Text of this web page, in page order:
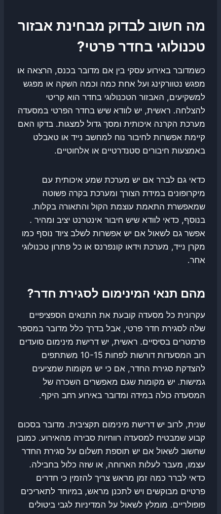
מה חשוב לבדוק מבחינת אבזור
טכנולוגי בחדר פרטי?
כשמדובר באירוע עסקי בין אם מדובר בכנס, הרצאה או
מפגש נטוורקינג ועל אחת כמה וכמה השקה או מפגש
למשקיעים, האבזור הטכנולוגי בחדר הוא קריטי
להצלחה. ראשית, יש לוודא שיש בחדר הפרטי במסעדה
מערכת הקרנה איכותית ומסך גדול למצגות. בדקו האם
קיימת אפשרות לחיבור נוח למחשב נייד או טאבלט
באמצעות חיבורים סטנדרטיים או אלחוטיים.
כדאי גם לברר אם יש מערכת שמע איכותית עם
מיקרופונים במידת הצורך ומערכת בקרה פשוטה
שמאפשרת התאמת עוצמת הקול והתאורה בקלות.
בנוסף, כדאי לוודא שיש חיבור אינטרנט יציב ומהיר .
אפשר גם לשאול אם יש אפשרות לשלב ציוד נוסף כמו
מקרן נייד, מערכת וידאו קונפרנס או כל פתרון טכנולוגי
אחר.
מהם תנאי המינימום לסגירת חדר?
עקרונית כל מסעדה קובעת את התנאים הספציפיים
שלה לסגירת חדר פרטי, אבל בדרך כלל מדובר במספר
פרמטרים בסיסיים. ראשית, יש דרישת מינימום סועדים
רוב המסעדות דורשות לפחות 10-15 משתתפים
להצדקת סגירת החדר, אם כי יש מקומות שמציעים
גמישות. יש מקומות שגם מאפשרים השכרה של
המסעדה כולה במידה ומדובר באירוע רחב היקף.
שנית, לרוב יש דרישת מינימום תקציבית. מדובר בסכום
קבוע שמבטיח למסעדה רווחיות סבירה מהאירוע. כמובן
שחשוב לשאול אם יש תוספת תשלום על סגירת החדר
עצמו, מעבר לעלות הארוחה, או שזה כלול בחבילה.
כדאי לברר כמה זמן מראש צריך להזמין כי חדרים
פרטיים מבוקשים ויש לתכנן מראש, במיוחד לתאריכים
פופולריים. מומלץ לשאול על המדיניות לגבי ביטולים